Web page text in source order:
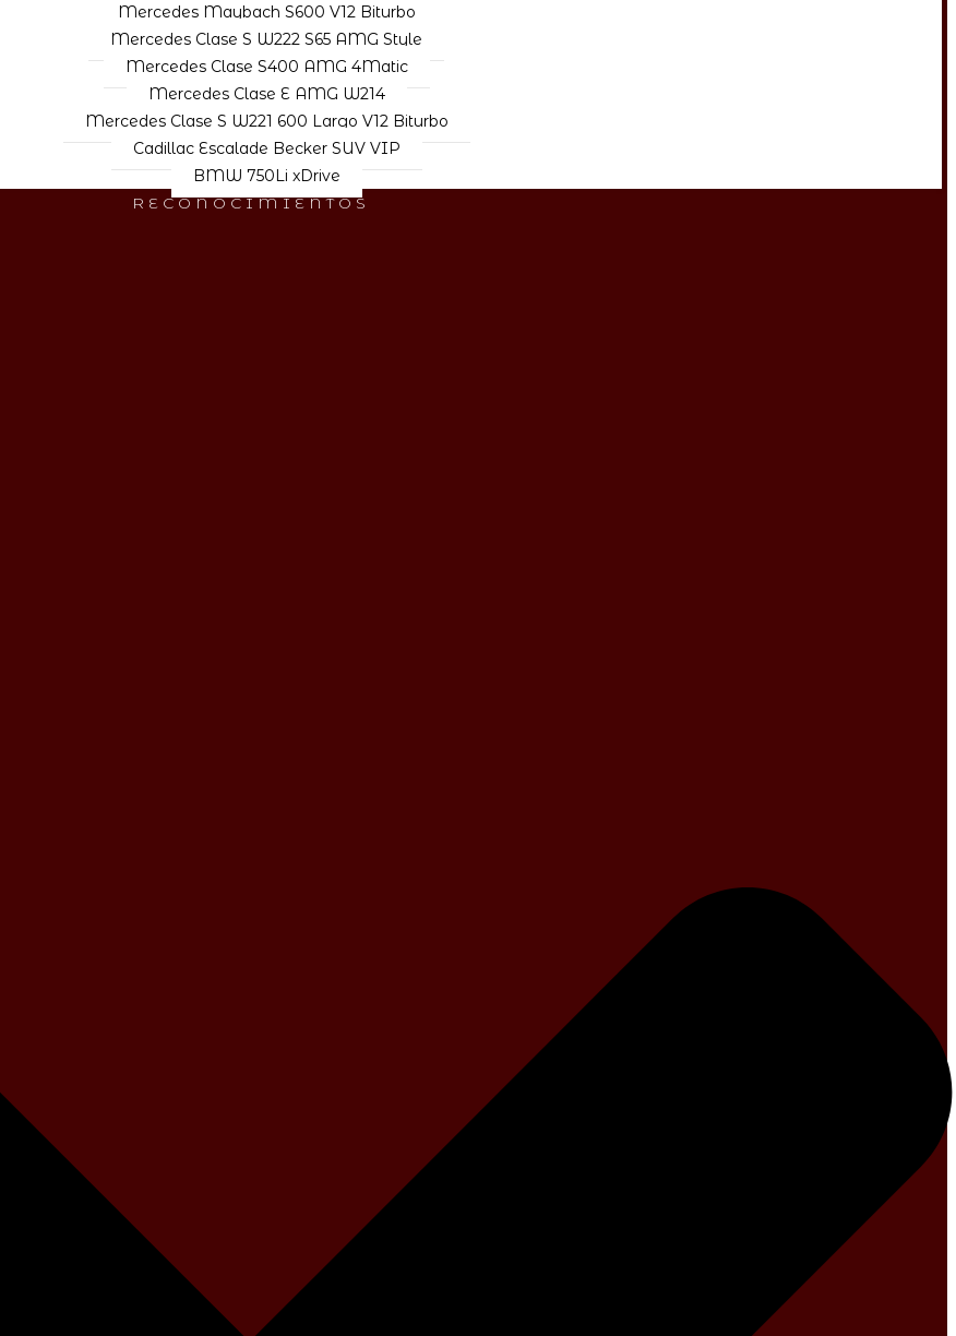
Mercedes Maybach S600 V12 Biturbo
Mercedes Clase S W222 S65 AMG Style
Mercedes Clase S400 AMG 4Matic
Mercedes Clase E AMG W214
Mercedes Clase S W221 600 Largo V12 Biturbo
Cadillac Escalade Becker SUV VIP
BMW 750Li xDrive
RECONOCIMIENTOS